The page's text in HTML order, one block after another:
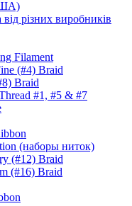
різних виробників
Filament
(#4) Braid
Braid
#1, #5 & #7
(наборы ниток)
(#12) Braid
(#16) Braid